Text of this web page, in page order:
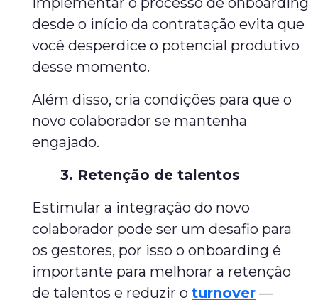
desde o início da contratação evita que
você desperdice o potencial produtivo
desse momento.
Além disso, cria condições para que o
novo colaborador se mantenha
engajado.
3. Retenção de talentos
Estimular a integração do novo
colaborador pode ser um desafio para
os gestores, por isso o onboarding é
importante para melhorar a retenção
de talentos e reduzir oturnover —